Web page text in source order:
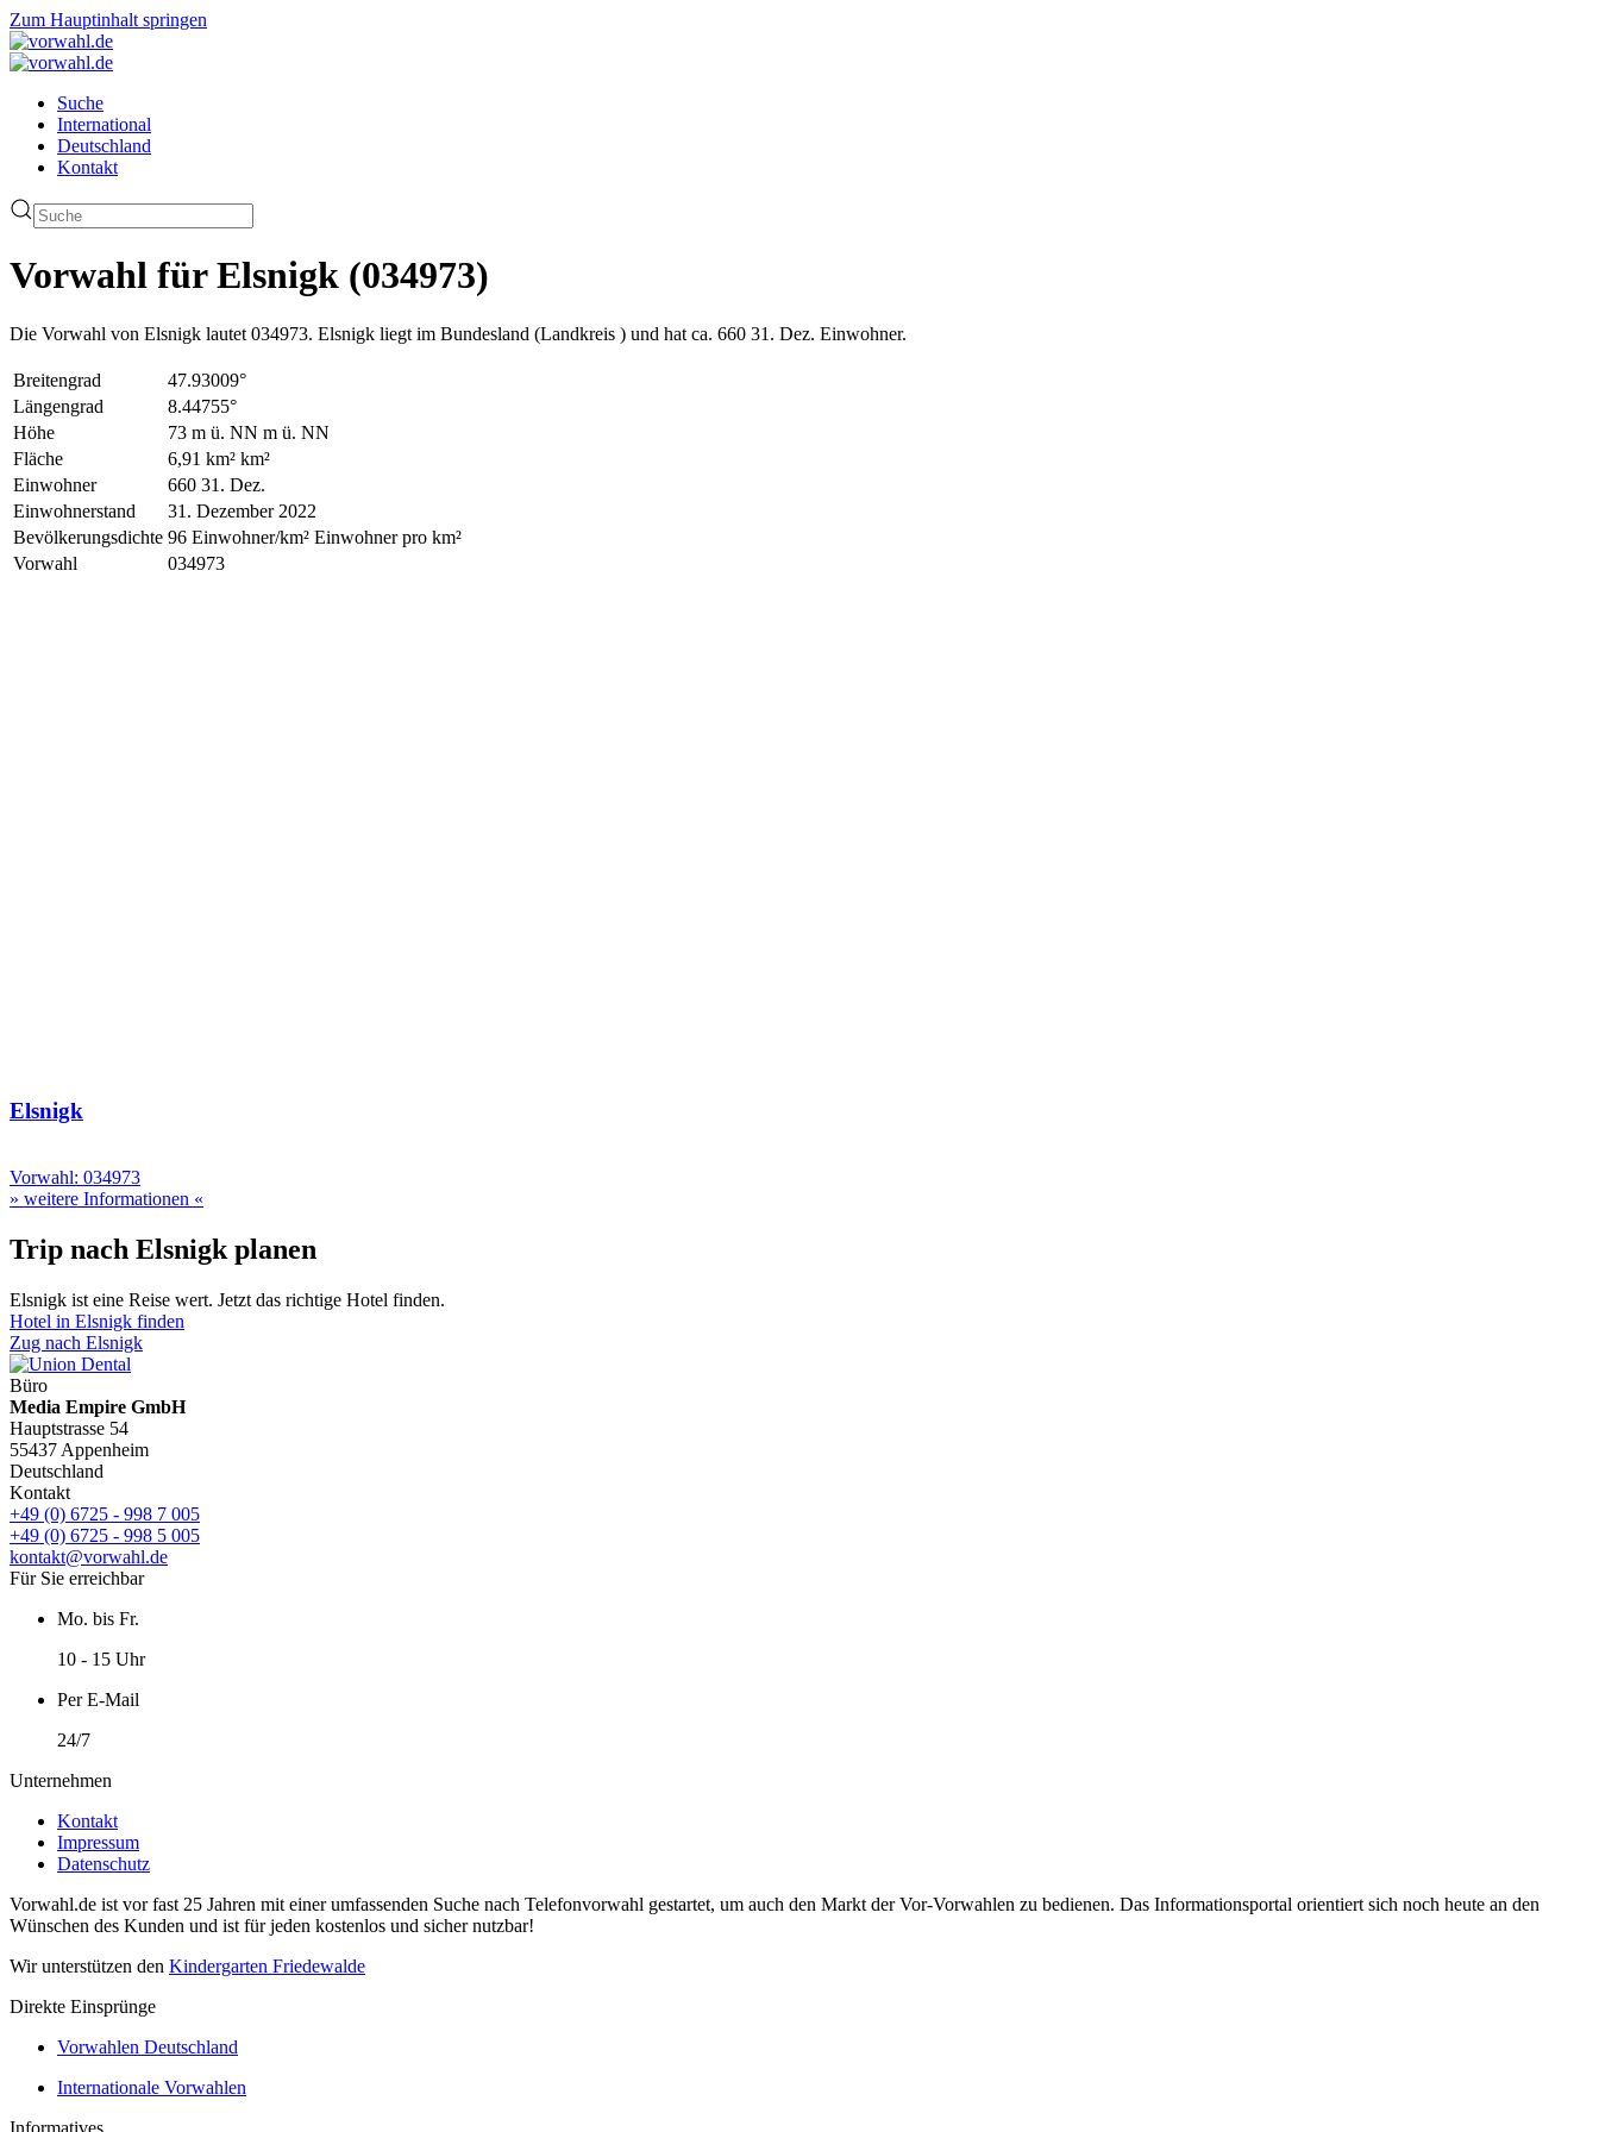
Zum Hauptinhalt springen
Suche
International
Deutschland
Kontakt
Vorwahl für Elsnigk (034973)
Die Vorwahl von Elsnigk lautet 034973. Elsnigk liegt im Bundesland (Landkreis ) und hat ca. 660 31. Dez. Einwohner.
Breitengrad
47.93009°
Längengrad
8.44755°
Höhe
73 m ü. NN m ü. NN
Fläche
6,91 km² km²
Einwohner
660 31. Dez.
Einwohnerstand
31. Dezember 2022
Bevölkerungsdichte 96 Einwohner/km² Einwohner pro km²
Vorwahl
034973
Elsnigk
Vorwahl: 034973
» weitere Informationen «
Trip nach Elsnigk planen
Elsnigk ist eine Reise wert. Jetzt das richtige Hotel finden.
Hotel in Elsnigk finden
Zug nach Elsnigk
Büro
Media Empire GmbH
Hauptstrasse 54
55437 Appenheim
Deutschland
Kontakt
+49 (0) 6725 - 998 7 005
+49 (0) 6725 - 998 5 005
kontakt@vorwahl.de
Für Sie erreichbar
Mo. bis Fr.
10 - 15 Uhr
Per E-Mail
24/7
Unternehmen
Kontakt
Impressum
Datenschutz
Vorwahl.de ist vor fast 25 Jahren mit einer umfassenden Suche nach Telefonvorwahl gestartet, um auch den Markt der Vor-Vorwahlen zu bedienen. Das Informationsportal orientiert sich noch heute an den
Wünschen des Kunden und ist für jeden kostenlos und sicher nutzbar!
Wir unterstützen den Kindergarten Friedewalde
Direkte Einsprünge
Vorwahlen Deutschland
Internationale Vorwahlen